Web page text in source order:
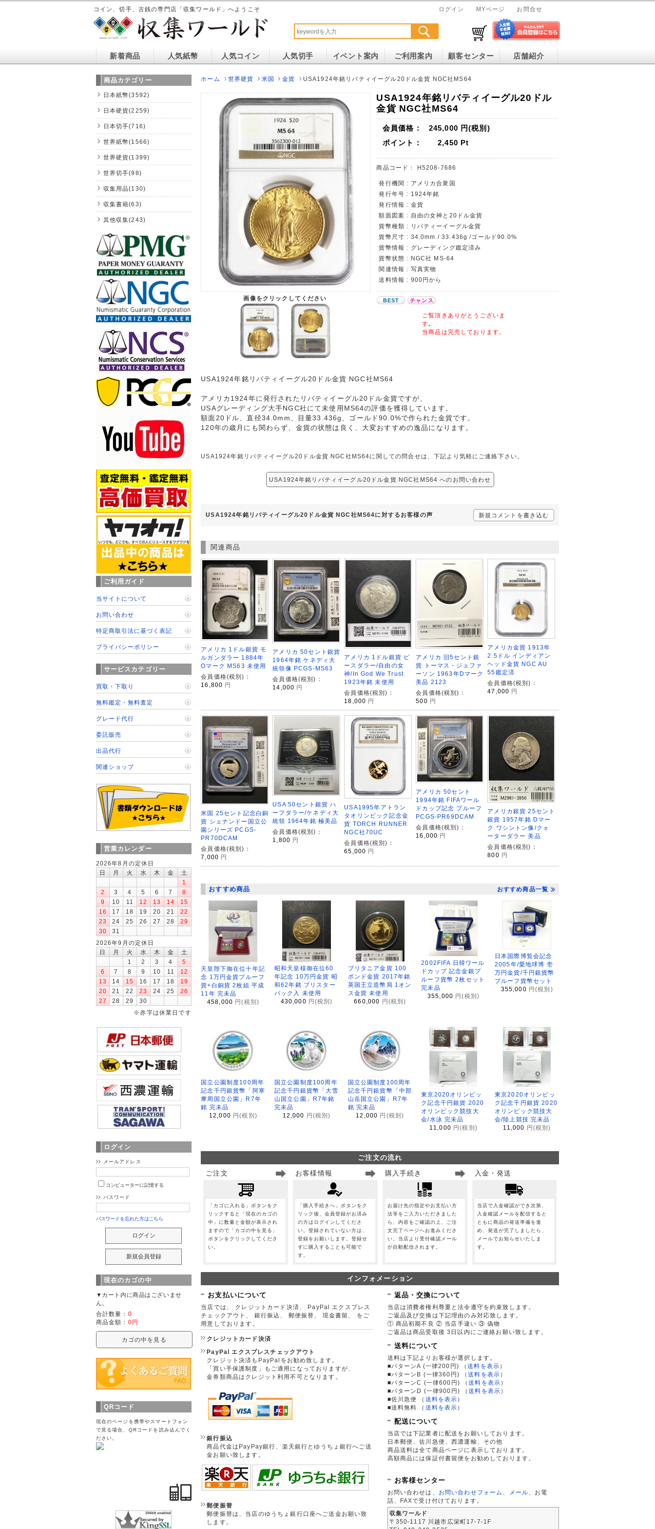
コイン、切手、古銭の専門店「収集ワールド」へようこそ ログイン MYページ お問合せ
新着商品 人気紙幣 人気コイン 人気切手 イベント案内 ご利用案内 顧客センター 店舗紹介
ホーム 世界硬貨 米国 金貨 USA1924年銘リバティイーグル20ドル金貨 NGC社MS64
画像をクリックしてください
USA1924年銘リバティイーグル20ドル
金貨 NGC社MS64
会員価格： 245,000 円(税別)
ポイント：
2,450 Pt
商品コード： H5208-7686
発行機関 : アメリカ合衆国
発行年号 : 1924年銘
発行情報 : 金貨
額面図案 : 自由の女神と20ドル金貨
貨幣種類 : リバティーイーグル金貨
貨幣尺寸 : 34.0mm / 33.436g /ゴールド90.0%
貨幣情報 : グレーディング鑑定済み
貨幣状態 : NGC社 MS-64
関連情報 : 写真実物
送料情報 : 900円から
BEST チャンス
ご覧頂きありがとうございま
す｡
当商品は完売しております。
USA1924年銘リバティイーグル20ドル金貨 NGC社MS64
アメリカ1924年に発行されたリバティイーグル20ドル金貨ですが、
USAグレーディング大手NGC社にて未使用MS64の評価を獲得しています。
額面20ドル、直径34.0mm、目量33.436g、ゴールド90.0%で作られた金貨です。
120年の歳月にも関わらず、金貨の状態は良く、大変おすすめの逸品になります。
USA1924年銘リバティイーグル20ドル金貨 NGC社MS64に関しての問合せは、下記より気軽にご連絡下さい。
USA1924年銘リバティイーグル20ドル金貨 NGC社MS64 へのお問い合わせ
USA1924年銘リバティイーグル20ドル金貨 NGC社MS64に対するお客様の声 新規コメントを書き込む
関連商品
アメリカ 1ドル銀貨 モ
ルガンダラー 1884年
Oマーク MS63 未使用
会員価格(税別)：
16,800 円
アメリカ 50セント銀貨
1964年銘 ケネディ大
統領像 PCGS-MS63
会員価格(税別)：
14,000 円
アメリカ 1ドル銀貨 ピ
ースダラー/自由の女
神/In God We Trust
1923年銘 未使用
会員価格(税別)：
18,000 円
アメリカ 旧5セント銀
貨 トーマス・ジェファ
ーソン 1963年Dマーク
美品 2123
会員価格(税別)：
500 円
アメリカ金貨 1913年
2.5ドル インディアン
ヘッド金貨 NGC AU
55鑑定済
会員価格(税別)：
47,000 円
米国 25セント記念白銅
貨 シェナンドー国立公
園シリーズ PCGS-
PR70DCAM
会員価格(税別)：
7,000 円
USA 50セント銀貨 ハ
ーフダラー/ケネディ大
統領 1964年銘 極美品
会員価格(税別)：
1,800 円
USA1995年アトラン
タオリンピック記念金
貨 TORCH RUNNER
NGC社70UC
会員価格(税別)：
65,000 円
アメリカ 50セント
1994年銘 FIFAワール
ドカップ記念 プルーフ
PCGS-PR69DCAM
会員価格(税別)：
16,000 円
アメリカ銀貨 25セント
銀貨 1957年銘 Dマー
ク ワシントン像/クォ
ーターダラー 美品
会員価格(税別)：
800 円
おすすめ商品 おすすめ商品一覧
天皇陛下御在位十年記
念 1万円金貨プルーフ
貨+白銅貨 2枚組 平成
11年 完未品
458,000 円(税別)
昭和天皇様御在位60
年記念 10万円金貨 昭
和62年銘 ブリスター
パック入 未使用
430,000 円(税別)
ブリタニア金貨 100
ポンド金貨 2017年銘
英国王立造幣局 1オン
ス金貨 未使用
660,000 円(税別)
2002FIFA 日韓ワール
ドカップ 記念金銀プ
ルーフ貨幣 2枚セット
完未品
355,000 円(税別)
日本国際博覧会記念
2005年/愛地球博 壱
万円金貨/千円銀貨幣
プルーフ貨幣セット
355,000 円(税別)
国立公園制度100周年
記念千円銀貨幣「阿寒
摩周国立公園」R7年
銘 完未品
12,000 円(税別)
国立公園制度100周年
記念千円銀貨幣「大雪
山国立公園」R7年銘
完未品
12,000 円(税別)
国立公園制度100周年
記念千円銀貨幣「中部
山岳国立公園」R7年
銘 完未品
12,000 円(税別)
東京2020オリンピッ
ク記念千円銀貨 2020
オリンピック競技大
会/水泳 完未品
11,000 円(税別)
東京2020オリンピッ
ク記念千円銀貨 2020
オリンピック競技大
会/陸上競技 完未品
11,000 円(税別)
ご注文の流れ
ご注文
「カゴに入れる」ボタンをク
リックすると「現在のカゴの
中」に数量と金額が表示され
ますので「カゴの中を見る」
ボタンをクリックしてくださ
い。
お客様情報
「購入手続きへ」ボタンをク
リック後、会員登録がお済み
の方はログインしてくださ
い。登録されていない方は、
登録をお願いします。登録せ
ずに購入することも可能で
す。
購入手続き
お届け先の指定やお支払い方
法等をご入力いただきました
ら、内容をご確認の上、ご注
文完了ページへお進みくださ
い。当店より受付確認メール
が自動配信されます。
入金・発送
当店で入金確認ができ次第、
入金確認メールを配信すると
ともに商品の発送準備を進
め、発送が完了しましたら、
メールでお知らせいたしま
す。
インフォメーション
お支払いについて
当店では、 クレジットカード決済、 PayPal エクスプレス
チェックアウト、 銀行振込、 郵便振替、 現金書留、 をご
用意しております。
クレジットカード決済
PayPal エクスプレスチェックアウト
クレジット決済もPayPalをお勧め致します。
「買い手保護制度」もご適用になっておりますが、
金券類商品はクレジット利用不可となります。
銀行振込
商品代金はPayPay銀行、楽天銀行とゆうちょ銀行へご送
金お願い致します。
郵便振替
郵便振替は、当店のゆうちょ銀行口座へご送金お願い致
します。
返品・交換について
当店は消費者権利尊重と法令遵守を約束致します。
ご返品及び交換は下記理由のみ対応致します。
① 商品初期不良 ② 当店手違い ③ 偽物
ご返品は商品受取後 3日以内にご連絡お願い致します。
送料について
送料は下記よりお客様が選択します。
■パターンA (一律200円)
（送料を表示 ）
■パターンB (一律360円)
（送料を表示 ）
■パターンC (一律600円)
（送料を表示 ）
■パターンD (一律900円)
（送料を表示 ）
■佐川急便
（ 送料を表示 ）
■送料無料
（ 送料を表示 ）
配送について
当店では下記業者に配送をお願いしております。
日本郵便、佐川急便、西濃運輸、その他
商品送料は全て商品ページに表示しております。
高額商品には保証付書留便をお勧めしております。
お客様センター
お問い合わせは、 お問い合わせフォーム メール 、お電
話、FAXで受け付けております。
収集ワールド
〒350-1117 川越市広栄町17-7-1F
商品カテゴリー
日本紙幣(3592)
日本硬貨(2259)
日本切手(716)
世界紙幣(1566)
世界硬貨(1399)
世界切手(98)
収集用品(130)
収集書籍(63)
其他収集(243)
ご利用ガイド
当サイトについて
お問い合わせ
特定商取引法に基づく表記
プライバシーポリシー
サービスカテゴリー
買取・下取り
無料鑑定・無料査定
グレード代行
委託販売
出品代行
関連ショップ
営業カレンダー
2026年8月の定休日
日
月 火 水 木 金
土
1
2
3 4 5 6 7
8
9
10 11 12 13 14
15
16
17 18 19 20 21
22
23
24 25 26 27 28
29
30
31
2026年9月の定休日
日
月 火 水 木 金
土
1
2 3 4
5
6
7 8 9 10 11
12
13
14 15 16 17 18
19
20
21 22 23 24 25
26
27
28 29
30
※赤字は休業日です
ログイン
メールアドレス
コンピューターに記憶する
パスワード
パスワードを忘れた方はこちら
現在のカゴの中
▼カート内に商品はございませ
ん。
合計数量： 0
商品金額： 0円
カゴの中を見る
QRコード
現在のページを携帯やスマートフォン
で見る場合、QRコードを読み込んでく
ださい。